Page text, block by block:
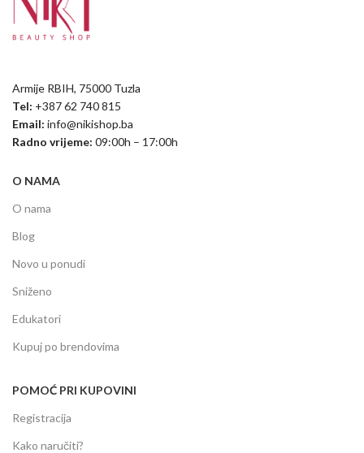
Armije RBIH, 75000 Tuzla
Tel: +387 62 740 815
Email: info@nikishop.ba
Radno vrijeme: 09:00h – 17:00h
O NAMA
O nama
Blog
Novo u ponudi
Sniženo
Edukatori
Kupuj po brendovima
POMOĆ PRI KUPOVINI
Registracija
Kako naručiti?